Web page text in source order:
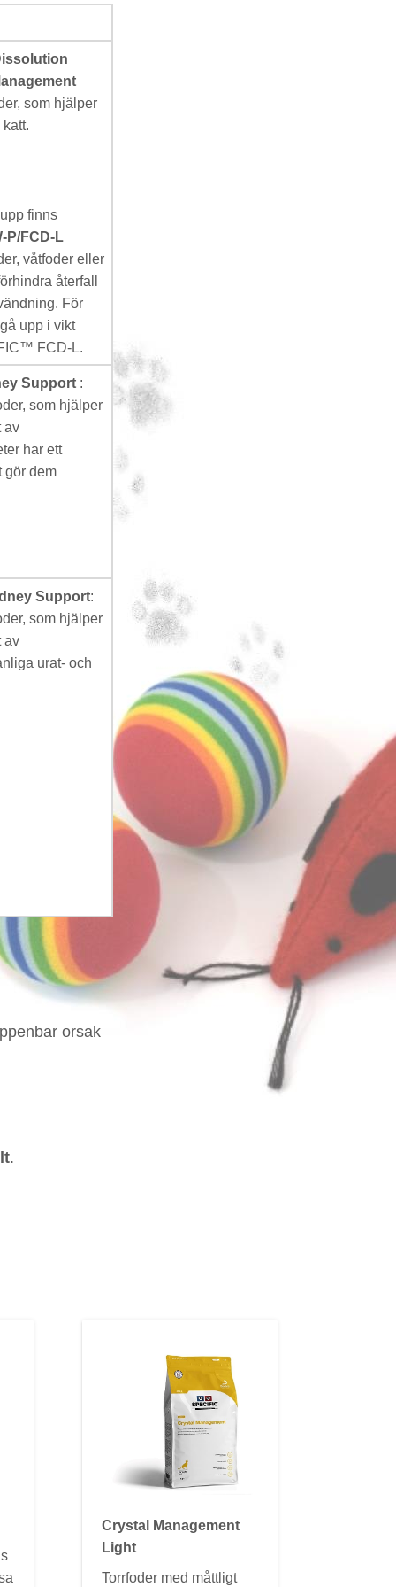
som hjälper
finns
P/FCD-L
våtfoder eller
återfall
För
upp i vikt
FCD-L.
Support :
som hjälper
av
har ett
gör dem
Support:
som hjälper
av
urat- och
orsak
.
Crystal Management
Light
Torrfoder med måttligt